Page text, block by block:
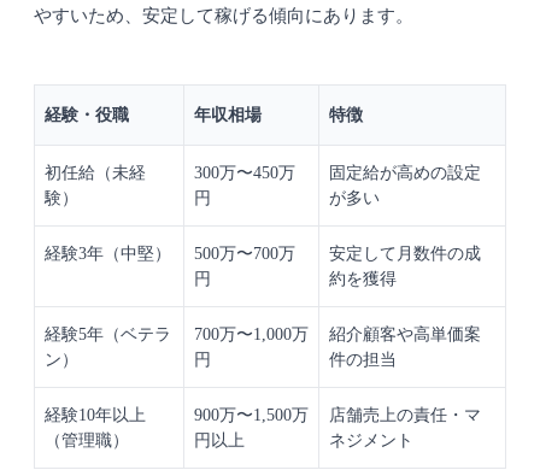
やすいため、安定して稼げる傾向にあります。
経験・役職 年収相場 特徴
初任給（未経
験）
300万〜450万
円
固定給が高めの設定
が多い
経験3年（中堅）
500万〜700万
円
安定して月数件の成
約を獲得
経験5年（ベテラ
ン）
700万〜1,000万
円
紹介顧客や高単価案
件の担当
経験10年以上
（管理職）
900万〜1,500万
円以上
店舗売上の責任・マ
ネジメント